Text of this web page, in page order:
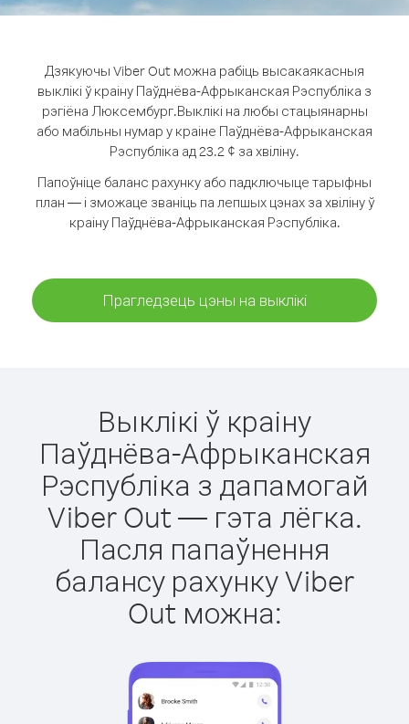
Дзякуючы Viber Out можна рабіць высакаякасныя
выклікі ў краіну Паўднёва-Афрыканская Рэспубліка з
рэгіёна Люксембург.Выклікі на любы стацыянарны
або мабільны нумар у краіне Паўднёва-Афрыканская
Рэспубліка ад 23.2 ¢ за хвіліну.
Папоўніце баланс рахунку або падключыце тарыфны
план — і зможаце званіць па лепшых цэнах за хвіліну ў
краіну Паўднёва-Афрыканская Рэспубліка.
Прагледзець цэны на выклікі
Выклікі ў краіну
Паўднёва-Афрыканская
Рэспубліка з дапамогай
Viber Out — гэта лёгка.
Пасля папаўнення
балансу рахунку Viber
Out можна: